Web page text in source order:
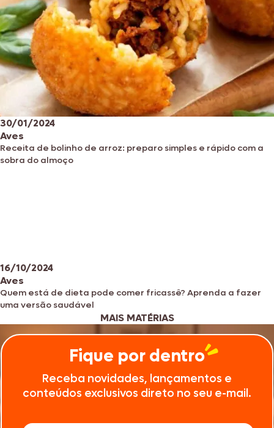
30/01/2024
Aves
Receita de bolinho de arroz: preparo simples e rápido com a
sobra do almoço
16/10/2024
Aves
Quem está de dieta pode comer fricassê? Aprenda a fazer
uma versão saudável
MAIS MATÉRIAS
Fique por dentro
Receba novidades, lançamentos e
conteúdos exclusivos direto no seu e-mail.